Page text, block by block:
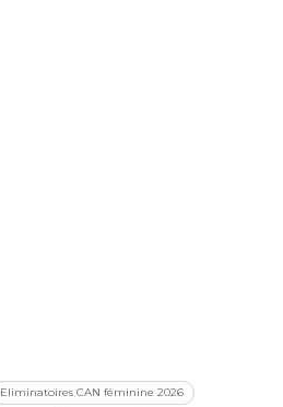
Eliminatoires CAN féminine 2026